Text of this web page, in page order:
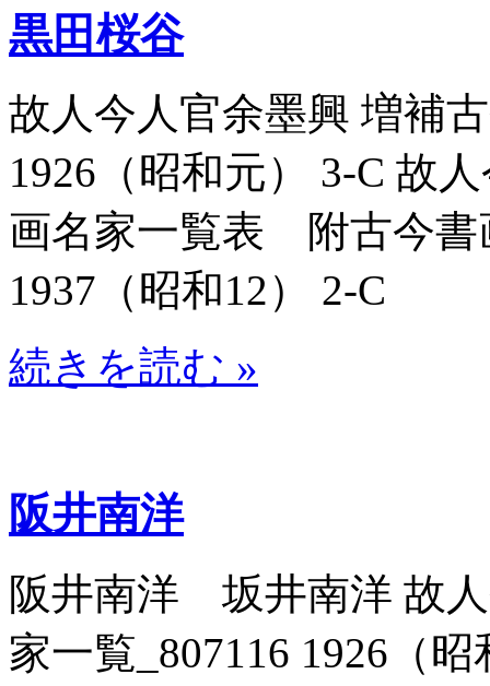
黒田桜谷
故人今人官余墨興 増補
1926（昭和元） 3-C 故
画名家一覧表 附古今書
1937（昭和12） 2-C
続きを読む »
阪井南洋
阪井南洋 坂井南洋 故
家一覧_807116 1926（